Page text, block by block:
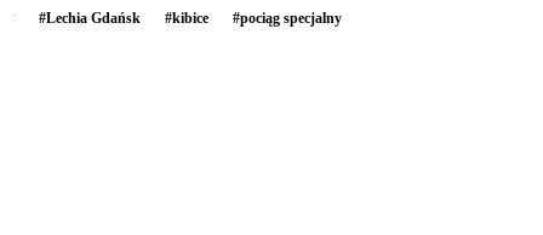
#Lechia Gdańsk #kibice #pociąg specjalny